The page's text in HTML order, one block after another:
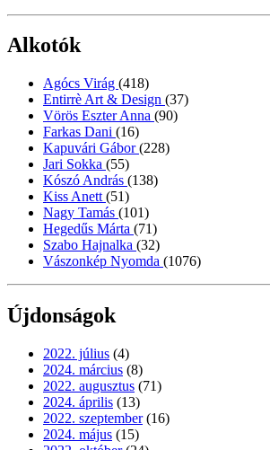
Alkotók
Agócs Virág (418)
Entirrè Art & Design (37)
Vörös Eszter Anna (90)
Farkas Dani (16)
Kapuvári Gábor(228)
Jari Sokka (55)
Kószó András (138)
Kiss Anett (51)
Nagy Tamás (101)
Hegedűs Márta (71)
Szabo Hajnalka (32)
Vászonkép Nyomda (1076)
Újdonságok
2022. július (4)
2024. március (8)
2022. augusztus (71)
2024. április (13)
2022. szeptember (16)
2024. május (15)